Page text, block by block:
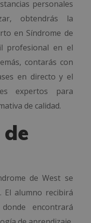
personales
obtendrás la
en Síndrome de
profesional en el
contarás con
en directo y el
expertos para
de calidad.
de West se
El alumno recibirá
encontrará